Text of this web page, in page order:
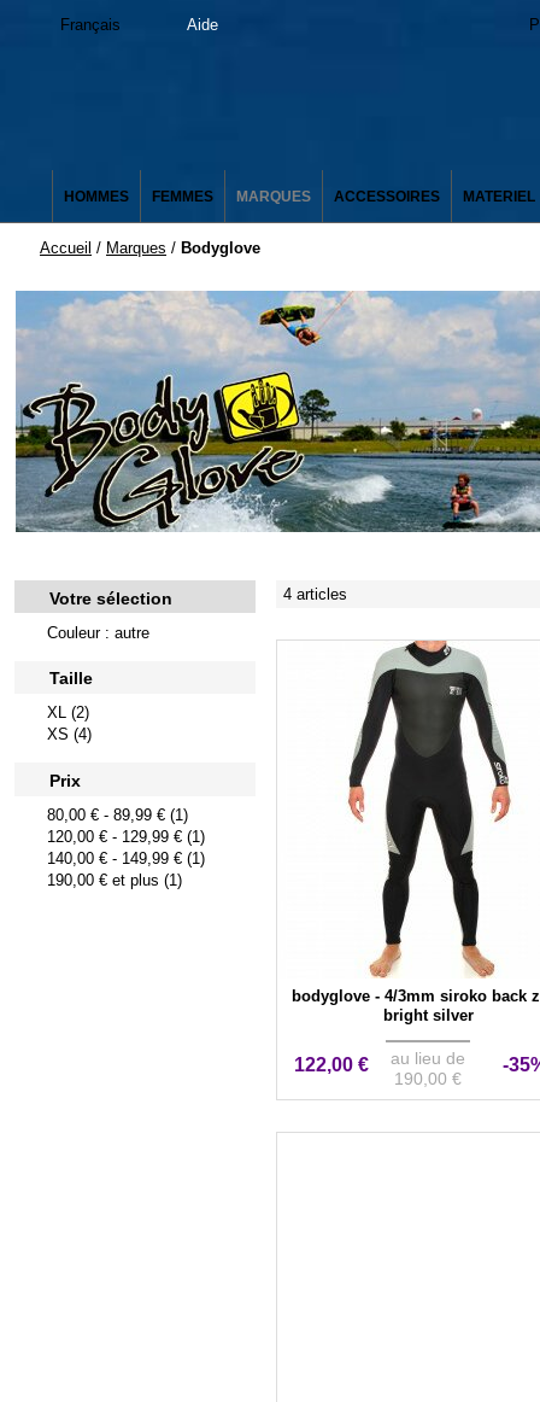
Français Aide
HOMMES FEMMES MARQUES ACCESSOIRES MATERIEL
Accueil / Marques / Bodyglove
Votre sélection
Couleur : autre
Taille
XL (2)
XS (4)
Prix
80,00 € -89,99 € (1)
120,00 € - 129,99 € (1)
140,00 € - 149,99 € (1)
190,00 € et plus (1)
4 articles
bodyglove - 4/3mm siroko back
bright silver
122,00 €
au lieu de
190,00 €
-